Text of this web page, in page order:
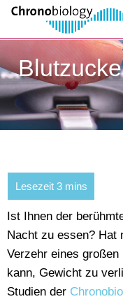
Ist Ihnen der ber
Nacht zu essen? Hat
Verzehr eines
kann, Gewicht zu
Studien der